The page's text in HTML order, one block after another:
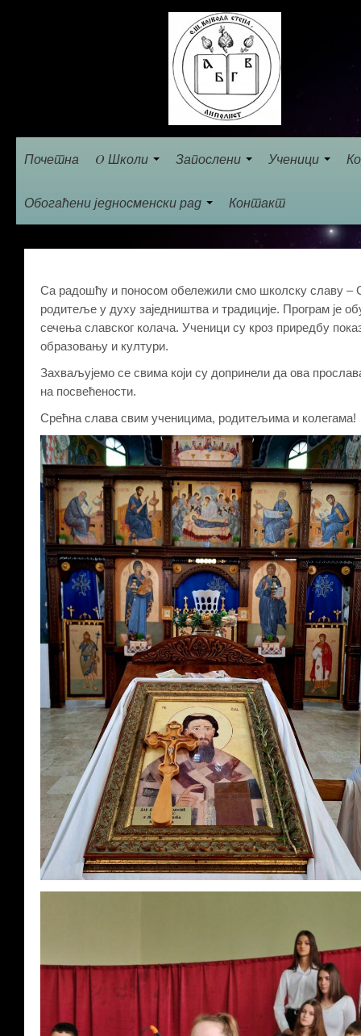
Почетна O Школи Запослени Ученици
Обогаћени једносменски рад Контакт
Са радошћу и поносом обележили смо школску славу –
родитеље у духу заједништва и традиције. Програм је
сечења славског колача. Ученици су кроз приредбу
образовању и култури.
Захваљујемо се свима који су допринели да ова
на посвећености.
Срећна слава свим ученицима, родитељима и колегама!